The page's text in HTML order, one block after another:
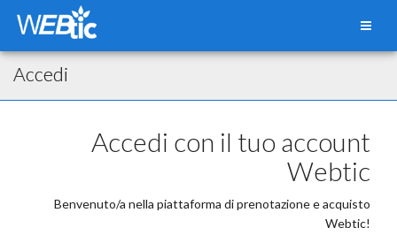
Accedi
Accedi con il tuo account
Webtic
Benvenuto/a nella piattaforma di prenotazione e acquisto
Webtic!